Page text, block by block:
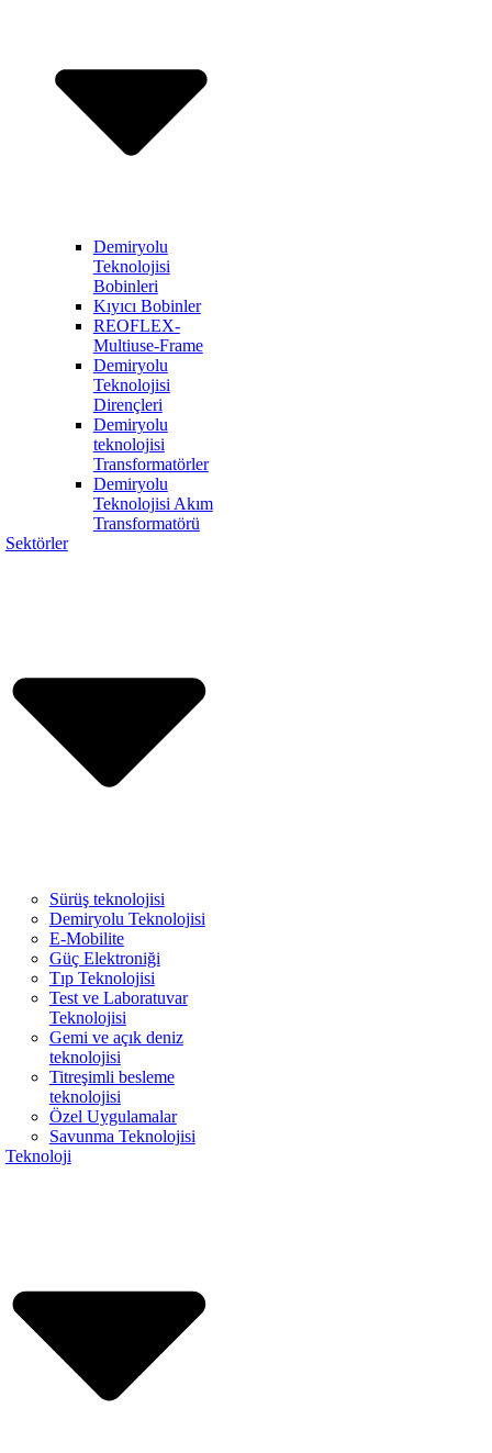
Demiryolu
Teknolojisi
Bobinleri
Kıyıcı Bobinler
REOFLEX-
Multiuse-Frame
Demiryolu
Teknolojisi
Dirençleri
Demiryolu
teknolojisi
Transformatörler
Demiryolu
Teknolojisi Akım
Transformatörü
Sektörler
Sürüş teknolojisi
Demiryolu Teknolojisi
E-Mobilite
Güç Elektroniği
Tıp Teknolojisi
Test ve Laboratuvar
Teknolojisi
Gemi ve açık deniz
teknolojisi
Titreşimli besleme
teknolojisi
Özel Uygulamalar
Savunma Teknolojisi
Teknoloji